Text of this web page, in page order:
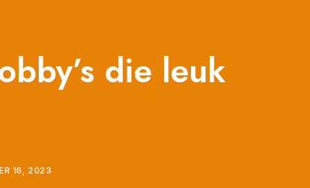
die leuk
16, 2023